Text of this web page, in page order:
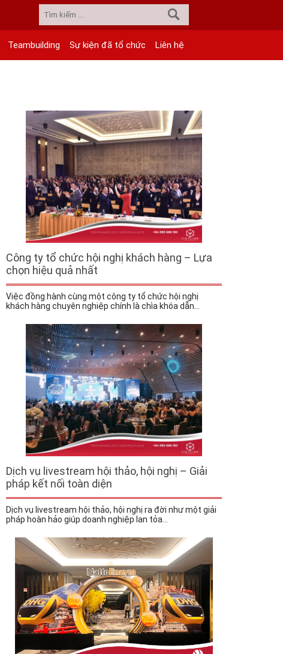
Teambuilding Sự kiện đã tổ chức Liên hệ
Công ty tổ chức hội nghị khách hàng – Lựa
chọn hiệu quả nhất
Việc đồng hành cùng một công ty tổ chức hội nghị
khách hàng chuyên nghiệp chính là chìa khóa dẫn...
Dịch vụ livestream hội thảo, hội nghị – Giải
pháp kết nối toàn diện
Dịch vụ livestream hội thảo, hội nghị ra đời như một giải
pháp hoàn hảo giúp doanh nghiệp lan tỏa...